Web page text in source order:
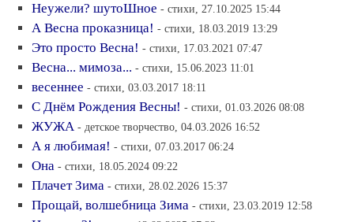
Неужели? шутоШное - стихи, 27.10.2025 15:44
А Весна проказница! - стихи, 18.03.2019 13:29
Это просто Весна! - стихи, 17.03.2021 07:47
Весна... мимоза... - стихи, 15.06.2023 11:01
весеннее - стихи, 03.03.2017 18:11
С Днём Рождения Весны! - стихи, 01.03.2026 08:08
ЖУЖА - детское творчество, 04.03.2026 16:52
А я любимая! - стихи, 07.03.2017 06:24
Она - стихи, 18.05.2024 09:22
Плачет Зима - стихи, 28.02.2026 15:37
Прощай, волшебница Зима - стихи, 23.03.2019 12:58